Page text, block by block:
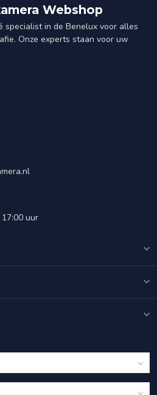
Webshop
specialist in de Benelux voor alles
Onze experts staan voor uw
uur